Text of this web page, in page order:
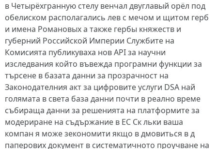
в Четырёхгранную стелу венчал двуглавый орёл под
обелиском располагались лев с мечом и щитом герб
и имена Романовых а также гербы княжеств и
губерний Российской Империи Службите на
Комисията публикуваха нов API за научни
изследвания който въвежда програмни функции за
търсене в базата данни за прозрачност на
Законодателния акт за цифровите услуги DSA най
голямата в света база данни почти в реално време
събираща данни за решенията на платформите за
модериране на съдържание в ЕС Ск льки ваша
компан я може зекономити якщо в дмовиться в д
паперових документ в систематичното проучване на